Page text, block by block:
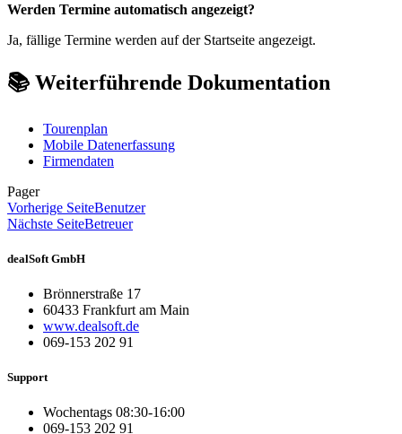
Werden Termine automatisch angezeigt?
Ja, fällige Termine werden auf der Startseite angezeigt.
📚 Weiterführende Dokumentation
Tourenplan
Mobile Datenerfassung
Firmendaten
Pager
Vorherige SeiteBenutzer
Nächste SeiteBetreuer
dealSoft GmbH
Brönnerstraße 17
60433 Frankfurt am Main
www.dealsoft.de
069-153 202 91
Support
Wochentags 08:30-16:00
069-153 202 91